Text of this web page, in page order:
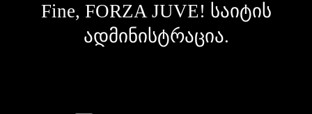
Fine, FORZA JUVE! საიტის
ადმინისტრაცია.